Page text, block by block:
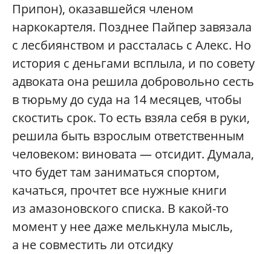
Припон), оказавшейся членом
наркокартеля. Позднее Пайпер завязала
с лесбиянством и рассталась с Алекс. Но
история с деньгами всплыла, и по совету
адвоката она решила добровольно сесть
в тюрьму до суда на 14 месяцев, чтобы
скостить срок. То есть взяла себя в руки,
решила быть взрослым ответственным
человеком: виновата — отсидит. Думала,
что будет там заниматься спортом,
качаться, прочтет все нужные книги
из амазоновского списка. В какой-то
момент у нее даже мелькнула мысль,
а не совместить ли отсидку